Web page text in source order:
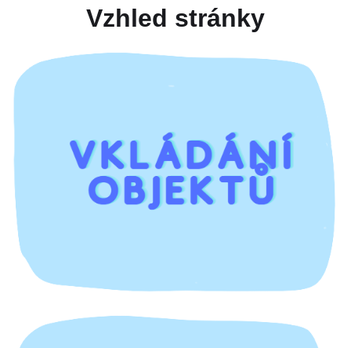
Vzhled stránky